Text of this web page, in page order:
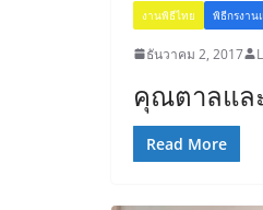
งานพิธีไทย พิธีกรงาน
ธันวาคม 2, 2017
คุณตาลแล
Read More